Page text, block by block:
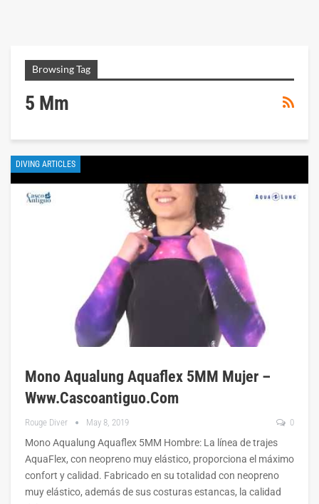
Browsing Tag
5 Mm
DIVING ARTICLES
Mono Aqualung Aquaflex 5MM Mujer –
Www.cascoantiguo.com
Rouge Diver May 8, 2019 0
Mono Aqualung Aquaflex 5MM Hombre: La línea de trajes
AquaFlex, con neopreno muy elástico, proporciona el máximo
confort y calidad. Fabricado en su totalidad con neopreno
muy elástico, además de sus costuras estancas, la calidad